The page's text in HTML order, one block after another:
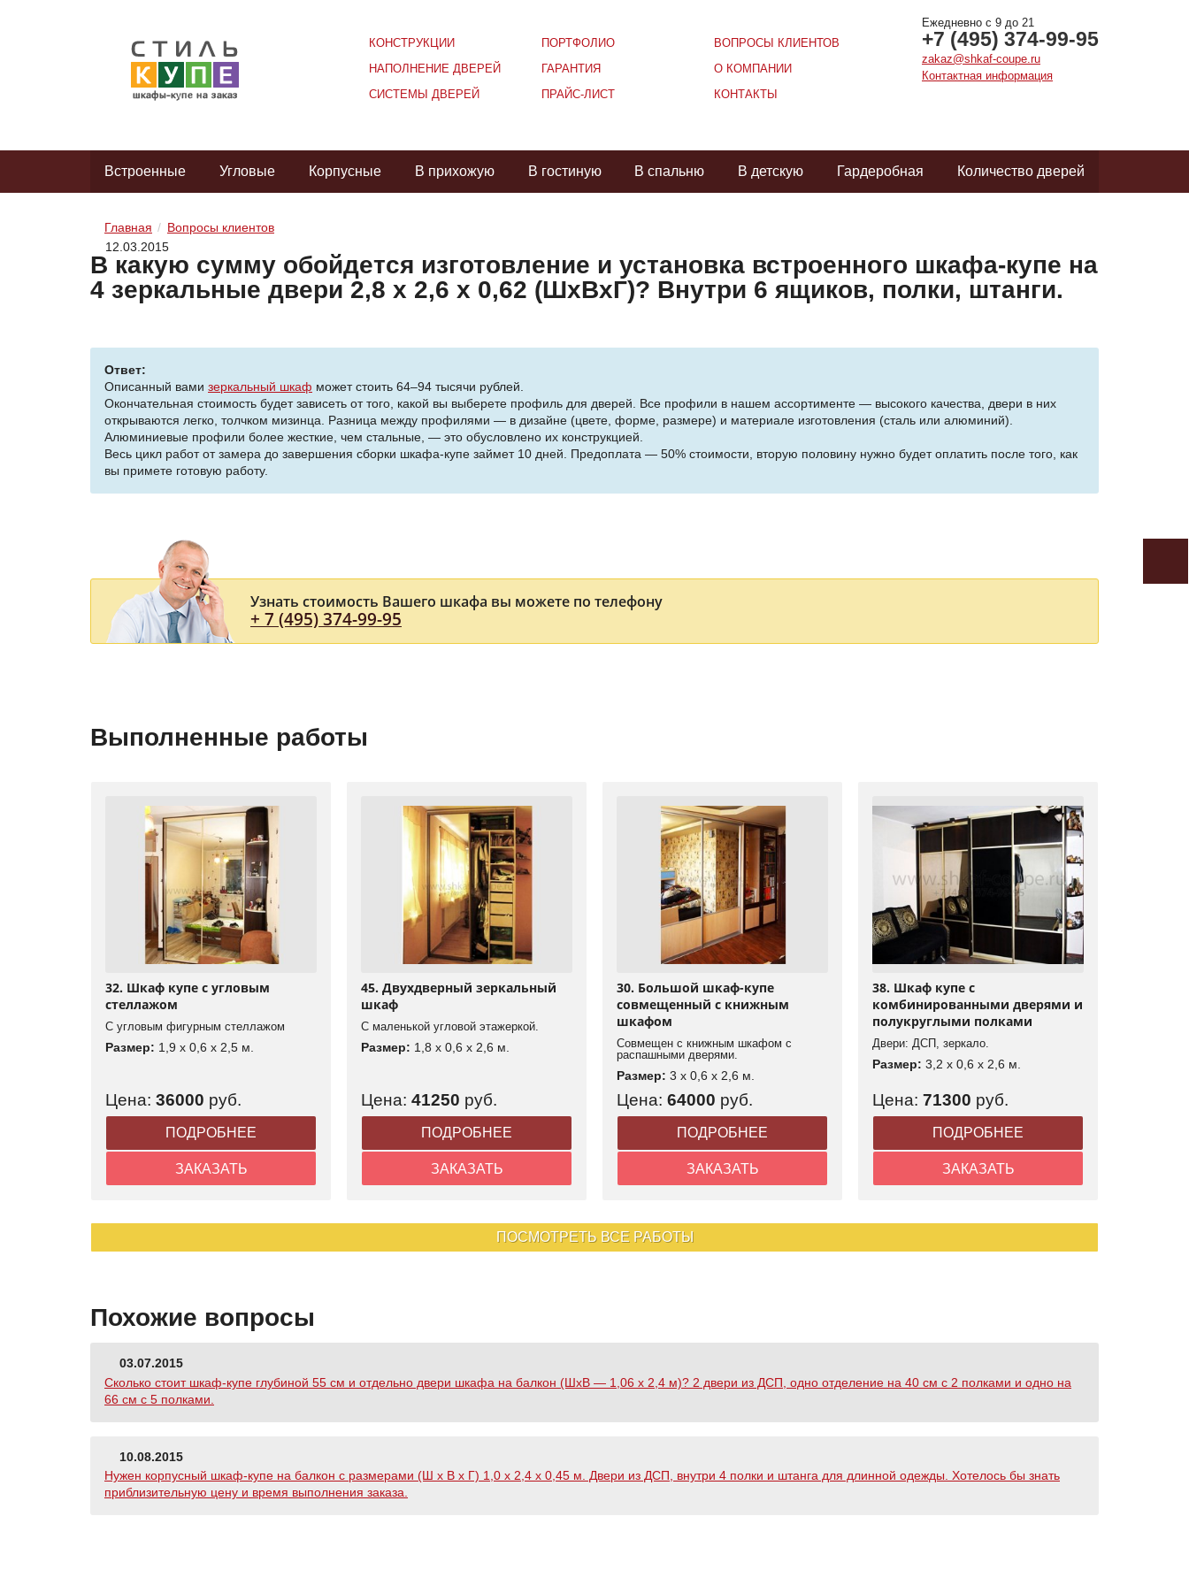
Ежедневно с 9 до 21
+7 (495) 374-99-95
zakaz@shkaf-coupe.ru
Контактная информация
КОНСТРУКЦИИ
НАПОЛНЕНИЕ ДВЕРЕЙ
СИСТЕМЫ ДВЕРЕЙ
ПОРТФОЛИО
ГАРАНТИЯ
ПРАЙС-ЛИСТ
ВОПРОСЫ КЛИЕНТОВ
О КОМПАНИИ
КОНТАКТЫ
Встроенные Угловые Корпусные В прихожую В гостиную В спальню В детскую Гардеробная Количество дверей
Главная
Вопросы клиентов
12.03.2015
В какую сумму обойдется изготовление и установка встроенного шкафа-купе на
4 зеркальные двери 2,8 х 2,6 х 0,62 (ШхВхГ)? Внутри 6 ящиков, полки, штанги.
Ответ:
Описанный вами зеркальный шкаф может стоить 64–94 тысячи рублей.
Окончательная стоимость будет зависеть от того, какой вы выберете профиль для дверей. Все профили в нашем ассортименте — высокого качества, двери в них
открываются легко, толчком мизинца. Разница между профилями — в дизайне (цвете, форме, размере) и материале изготовления (сталь или алюминий).
Алюминиевые профили более жесткие, чем стальные, — это обусловлено их конструкцией.
Весь цикл работ от замера до завершения сборки шкафа-купе займет 10 дней. Предоплата — 50% стоимости, вторую половину нужно будет оплатить после того, как
вы примете готовую работу.
Узнать стоимость Вашего шкафа вы можете по телефону
+ 7 (495) 374-99-95
Выполненные работы
32. Шкаф купе с угловым
стеллажом
С угловым фигурным стеллажом
Размер: 1,9 x 0,6 x 2,5 м.
Цена: 36000 руб.
ПОДРОБНЕЕ
ЗАКАЗАТЬ
45. Двухдверный зеркальный
шкаф
С маленькой угловой этажеркой.
Размер: 1,8 x 0,6 x 2,6 м.
Цена: 41250 руб.
ПОДРОБНЕЕ
ЗАКАЗАТЬ
30. Большой шкаф-купе
совмещенный с книжным
шкафом
Совмещен с книжным шкафом с
распашными дверями.
Размер: 3 x 0,6 x 2,6 м.
Цена: 64000 руб.
ПОДРОБНЕЕ
ЗАКАЗАТЬ
38. Шкаф купе с
комбинированными дверями и
полукруглыми полками
Двери: ДСП, зеркало.
Размер: 3,2 x 0,6 x 2,6 м.
Цена: 71300 руб.
ПОДРОБНЕЕ
ЗАКАЗАТЬ
ПОСМОТРЕТЬ ВСЕ РАБОТЫ
Похожие вопросы
03.07.2015
Сколько стоит шкаф-купе глубиной 55 см и отдельно двери шкафа на балкон (ШхВ — 1,06 х 2,4 м)? 2 двери из ДСП, одно отделение на 40 см с 2 полками и одно на
66 см с 5 полками.
10.08.2015
Нужен корпусный шкаф-купе на балкон с размерами (Ш х В х Г) 1,0 х 2,4 х 0,45 м. Двери из ДСП, внутри 4 полки и штанга для длинной одежды. Хотелось бы знать
приблизительную цену и время выполнения заказа.